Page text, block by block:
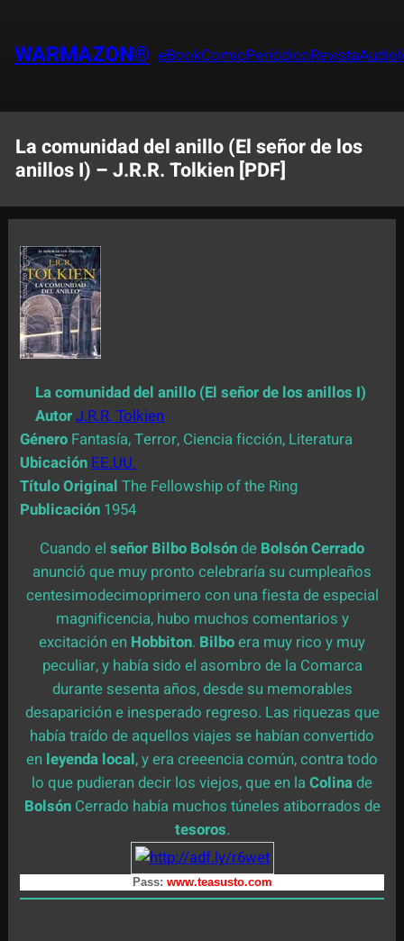
contenido
WARMAZON® eBookComicPeriódicoRevista
La comunidad del anillo (El señor de los
anillos I) – J.R.R. Tolkien [PDF]
La comunidad del anillo (El señor de los anillos I)
AutorJ.R.R. Tolkien
Género Fantasía, Terror, Ciencia ficción, Literatura
Ubicación EE.UU.
Título OriginalThe Fellowship of the Ring
Publicación 1954
Cuando el señor Bilbo Bolsónde Bolsón Cerrado
anunció que muy pronto celebraría su cumpleaños
centesimodecimoprimero con una fiesta de especial
magnificencia, hubo muchos comentarios y
excitación en Hobbiton. Bilboera muy rico y muy
peculiar, y había sido el asombro de la Comarca
durante sesenta años, desde su memorables
desaparición e inesperado regreso. Las riquezas que
había traído de aquellos viajes se habían convertido
en leyenda local, y era creeencia común, contra todo
lo que pudieran decir los viejos, que en la Colinade
Bolsón Cerrado había muchos túneles atiborrados de
tesoros.
Pass: www.teasusto.com